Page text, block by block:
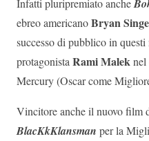
Infatti pluripremiato anche
ebreo americanoBryan
successo di pubblico in
protagonistaRami Maleknel
Mercury (Oscar come
Vincitore anche il nuovo film
BlacKkKlansman per la